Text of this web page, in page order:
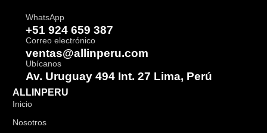
WhatsApp
+51 924 659 387
Correo electrónico
ventas@allinperu.com
Ubícanos
Av. Uruguay 494 Int. 27 Lima, Perú
ALLINPERU
Inicio
Nosotros